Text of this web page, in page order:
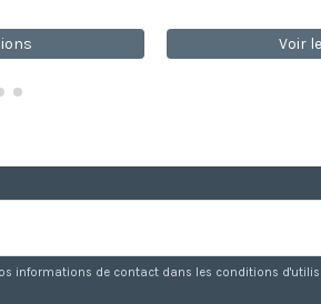
Voir
informations de contact dans les conditions